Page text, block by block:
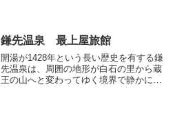
系のホテルといえばドーミ...
鎌先温泉 最上屋旅館
開湯が1428年という長い歴史を有する鎌
先温泉は、周囲の地形が白石の里から蔵
王の山へと変わってゆく境界で静かに湧